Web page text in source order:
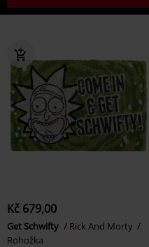
Kč 679,00
Get Schwifty
Rick And Morty
Rohožka